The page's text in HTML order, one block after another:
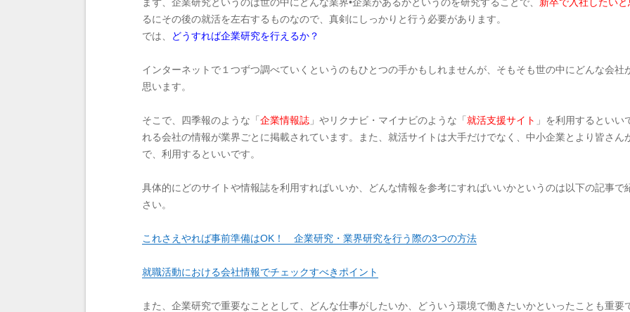
るにその後の就活を左右するものなので、真剣にしっかりと行う必要があります。
では、
どうすれば企業研究を行えるか？
インターネットで１つずつ調べていくというのもひとつの手かもしれませんが、そもそも世の中にどんな会
思います。
そこで、四季報のような「 企業情報誌 」やリクナビ・マイナビのような「 就活支援サイト 」を利用するとい
れる会社の情報が業界ごとに掲載されています。また、就活サイトは大手だけでなく、中小企業とより皆さ
で、利用するといいです。
具体的にどのサイトや情報誌を利用すればいいか、どんな情報を参考にすればいいかというのは以下の記事
さい。
これさえやれば事前準備はOK！ 企業研究・業界研究を行う際の3つの方法
就職活動における会社情報でチェックすべきポイント
また、企業研究で重要なこととして、どんな仕事がしたいか、どういう環境で働きたいかといったことも重